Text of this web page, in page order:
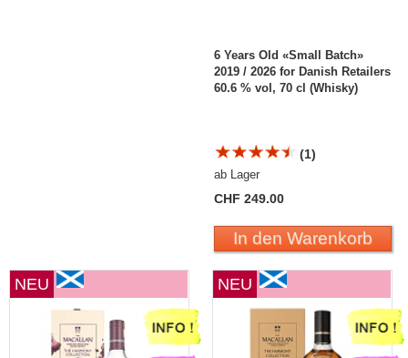
6 Years Old «Small Batch»
2019 / 2026 for Danish Retailers
60.6 % vol, 70 cl (Whisky)
(1)
ab Lager
CHF 249.00
In den Warenkorb
NEU NEU